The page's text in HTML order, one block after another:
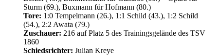
Sturm (69.), Buxmann für Hofmann (80.)
Tore: 1:0 Tempelmann (26.), 1:1 Schild (43.), 1:2 Schild
(54.), 2:2 Awata (79.)
Zuschauer: 216 auf Platz 5 des Trainingsgelände des TSV
1860
Schiedsrichter: Julian Kreye